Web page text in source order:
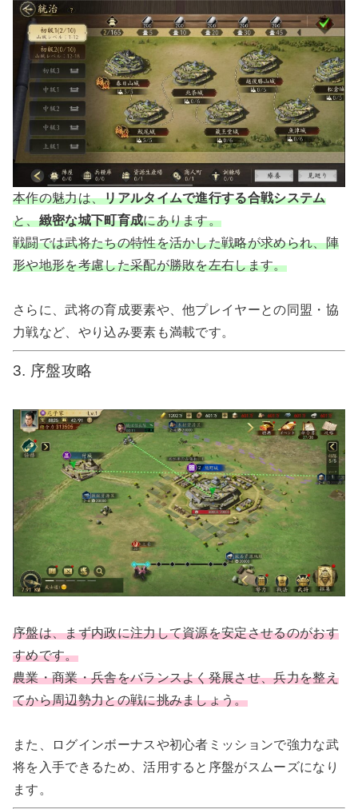
本作の魅力は、リアルタイムで進行する合戦システム
と、緻密な城下町育成にあります。
戦闘では武将たちの特性を活かした戦略が求められ、陣
形や地形を考慮した采配が勝敗を左右します。
さらに、武将の育成要素や、他プレイヤーとの同盟・協
力戦など、やり込み要素も満載です。
3. 序盤攻略
序盤は、まず内政に注力して資源を安定させるのがおす
すめです。
農業・商業・兵舎をバランスよく発展させ、兵力を整え
てから周辺勢力との戦に挑みましょう。
また、ログインボーナスや初心者ミッションで強力な武
将を入手できるため、活用すると序盤がスムーズになり
ます。